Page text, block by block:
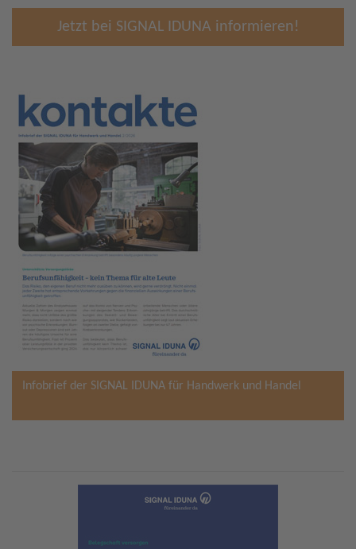
Jetzt bei SIGNAL IDUNA informieren!
Infobrief der SIGNAL IDUNA für Handwerk und Handel